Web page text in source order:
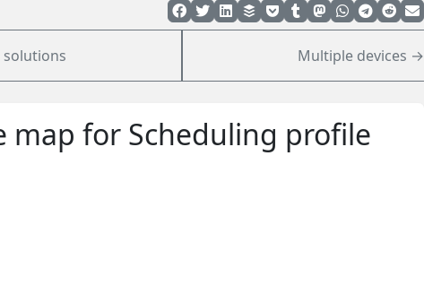
Multiple devices →
map for Scheduling profile